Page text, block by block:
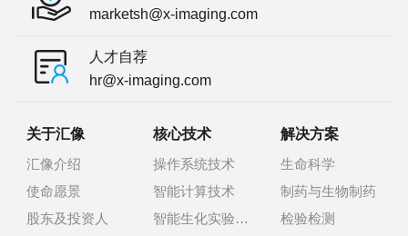
marketsh@x-imaging.com
人才自荐
hr@x-imaging.com
关于汇像
汇像介绍
使命愿景
股东及投资人
核心技术
操作系统技术
智能计算技术
智能生化实验技术
解决方案
生命科学
制药与生物制药
检验检测